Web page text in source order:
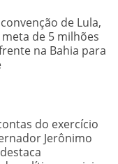
de Lula,
de 5 milhões
na Bahia para
do exercício
Jerônimo